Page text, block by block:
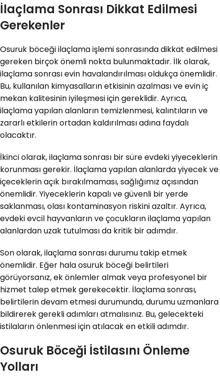
İlaçlama Sonrası Dikkat Edilmesi
Gerekenler
Osuruk böceği ilaçlama işlemi sonrasında dikkat edilmesi
gereken birçok önemli nokta bulunmaktadır. İlk olarak,
ilaçlama sonrası evin havalandırılması oldukça önemlidir.
Bu, kullanılan kimyasalların etkisinin azalması ve evin iç
mekan kalitesinin iyileşmesi için gereklidir. Ayrıca,
ilaçlama yapılan alanların temizlenmesi, kalıntıların ve
zararlı etkilerin ortadan kaldırılması adına faydalı
olacaktır.
İkinci olarak, ilaçlama sonrası bir süre evdeki yiyeceklerin
korunması gerekir. İlaçlama yapılan alanlarda yiyecek ve
içeceklerin açık bırakılmaması, sağlığımız açısından
önemlidir. Yiyeceklerin kapalı ve güvenli bir yerde
saklanması, olası kontaminasyon riskini azaltır. Ayrıca,
evdeki evcil hayvanların ve çocukların ilaçlama yapılan
alanlardan uzak tutulması da kritik bir adımdır.
Son olarak, ilaçlama sonrası durumu takip etmek
önemlidir. Eğer hala osuruk böceği belirtileri
görüyorsanız, ek önlemler almak veya profesyonel bir
hizmet talep etmek gerekecektir. İlaçlama sonrası,
belirtilerin devam etmesi durumunda, durumu uzmanlara
bildirerek gerekli adımları atmalısınız. Bu, gelecekteki
istilaların önlenmesi için atılacak en etkili adımdır.
Osuruk Böceği İstilasını Önleme
Yolları